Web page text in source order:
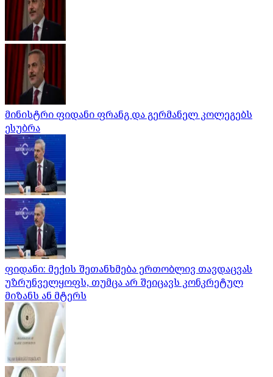
მინისტრი ფიდანი ფრანგ და გერმანელ კოლეგებს
ესუბრა
ფიდანი: მექის შეთანხმება ერთობლივ თავდაცვას
უზრუნველყოფს, თუმცა არ შეიცავს კონკრეტულ
მიზანს ან მტერს